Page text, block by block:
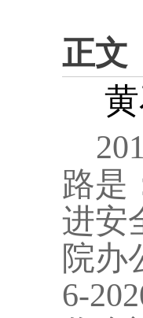
正文
路是
进安
院办
6-